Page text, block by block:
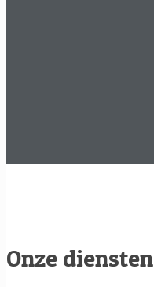
Onze diensten